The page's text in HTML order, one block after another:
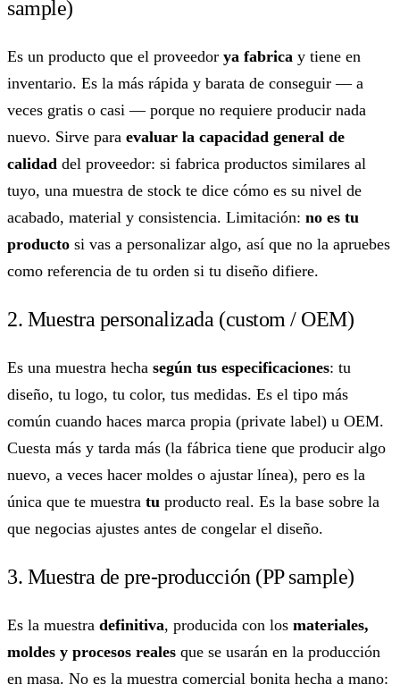
sample)
Es un producto que el proveedor ya fabrica y tiene en
inventario. Es la más rápida y barata de conseguir — a
veces gratis o casi — porque no requiere producir nada
nuevo. Sirve para evaluar la capacidad general de
calidad del proveedor: si fabrica productos similares al
tuyo, una muestra de stock te dice cómo es su nivel de
acabado, material y consistencia. Limitación: no es tu
producto si vas a personalizar algo, así que no la apruebes
como referencia de tu orden si tu diseño difiere.
2. Muestra personalizada (custom / OEM)
Es una muestra hecha según tus especificaciones: tu
diseño, tu logo, tu color, tus medidas. Es el tipo más
común cuando haces marca propia (private label) u OEM.
Cuesta más y tarda más (la fábrica tiene que producir algo
nuevo, a veces hacer moldes o ajustar línea), pero es la
única que te muestra tu producto real. Es la base sobre la
que negocias ajustes antes de congelar el diseño.
3. Muestra de pre-producción (PP sample)
Es la muestra definitiva, producida con los materiales,
moldes y procesos reales que se usarán en la producción
en masa. No es la muestra comercial bonita hecha a mano: